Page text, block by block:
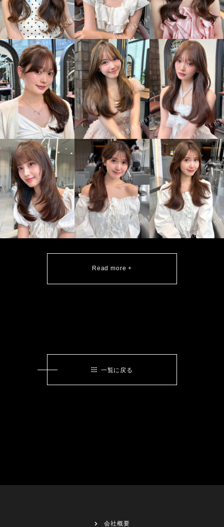
Read more +
一覧に戻る
会社概要